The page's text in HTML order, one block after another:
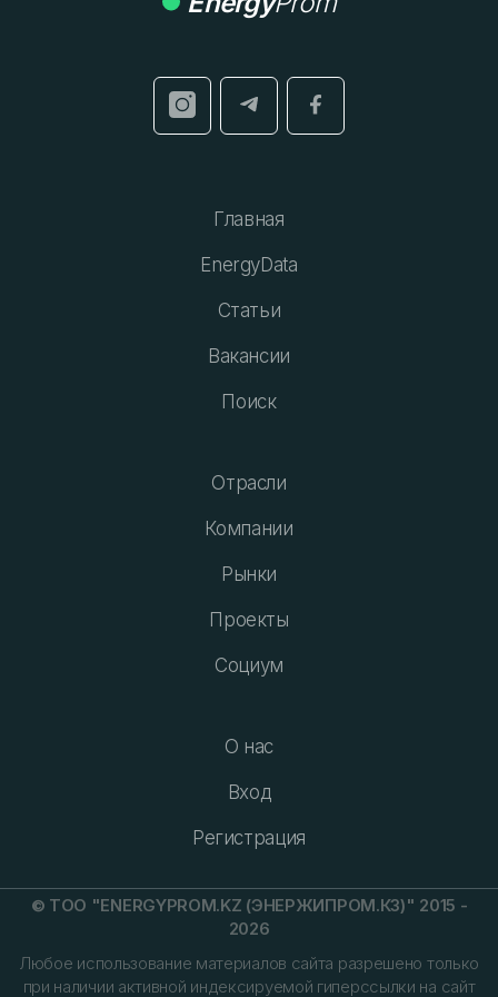
Главная
EnergyData
Статьи
Вакансии
Поиск
Отрасли
Компании
Рынки
Проекты
Социум
О нас
Вход
Регистрация
© ТОО "ENERGYPROM.KZ (ЭНЕРЖИПРОМ.КЗ)" 2015 -
2026
Любое использование материалов сайта разрешено только
при наличии активной индексируемой гиперссылки на сайт